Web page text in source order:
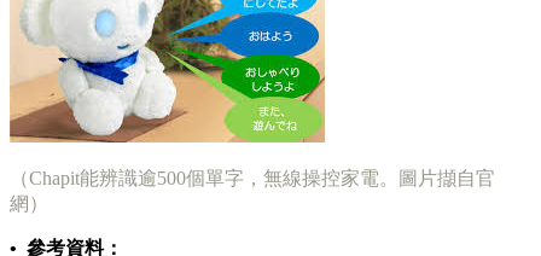
（Chapit能辨識逾500個單字，無線操控家電。圖片擷自官
網）
• 參考資料：